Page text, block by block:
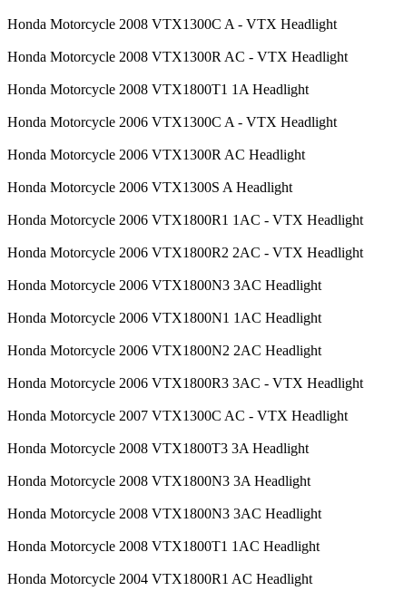
Honda Motorcycle 2008 VTX1300C A - VTX Headlight
Honda Motorcycle 2008 VTX1300R AC - VTX Headlight
Honda Motorcycle 2008 VTX1800T1 1A Headlight
Honda Motorcycle 2006 VTX1300C A - VTX Headlight
Honda Motorcycle 2006 VTX1300R AC Headlight
Honda Motorcycle 2006 VTX1300S A Headlight
Honda Motorcycle 2006 VTX1800R1 1AC - VTX Headlight
Honda Motorcycle 2006 VTX1800R2 2AC - VTX Headlight
Honda Motorcycle 2006 VTX1800N3 3AC Headlight
Honda Motorcycle 2006 VTX1800N1 1AC Headlight
Honda Motorcycle 2006 VTX1800N2 2AC Headlight
Honda Motorcycle 2006 VTX1800R3 3AC - VTX Headlight
Honda Motorcycle 2007 VTX1300C AC - VTX Headlight
Honda Motorcycle 2008 VTX1800T3 3A Headlight
Honda Motorcycle 2008 VTX1800N3 3A Headlight
Honda Motorcycle 2008 VTX1800N3 3AC Headlight
Honda Motorcycle 2008 VTX1800T1 1AC Headlight
Honda Motorcycle 2004 VTX1800R1 AC Headlight